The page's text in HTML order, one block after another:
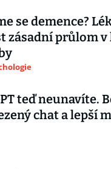
se demence?
zásadní průlom
teď neunavíte.
chat a lepší